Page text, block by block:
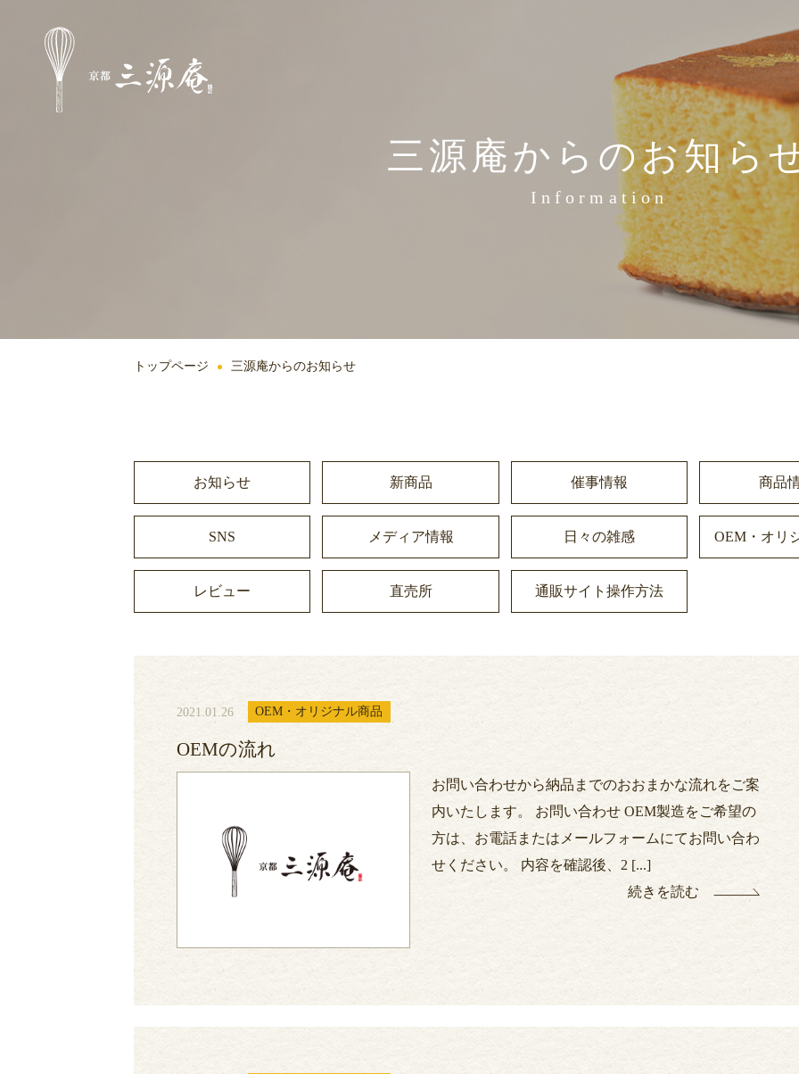
三源庵からのお知ら
Information
トップページ 三源庵からのお知らせ
お知らせ 新商品 催事情報 商品
SNS メディア情報 日々の雑感 OEM・オリ
レビュー 直売所 通販サイト操作方法
2021.01.26 OEM・オリジナル商品
OEMの流れ
お問い合わせから納品までのおおまかな流れをご案
内いたします。 お問い合わせ OEM製造をご希望の
方は、お電話またはメールフォームにてお問い合わ
せください。 内容を確認後、2 [...]
続きを読む